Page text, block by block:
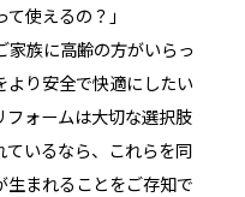
使えるの？」
家族に高齢の方がいらっ
より安全で快適にしたい
フォームは大切な選択肢
いるなら、これらを同
まれることをご存知で